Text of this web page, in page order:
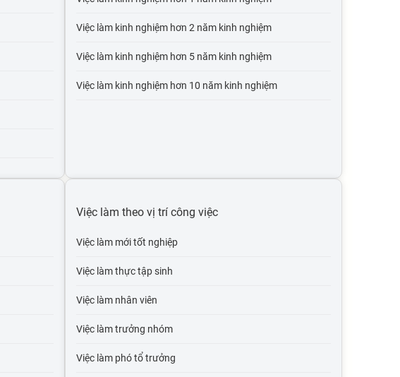
Việc làm kinh nghiệm hơn 2 năm kinh nghiệm
Việc làm kinh nghiệm hơn 5 năm kinh nghiệm
Việc làm kinh nghiệm hơn 10 năm kinh nghiệm
Việc làm theo vị trí công việc
Việc làm mới tốt nghiệp
Việc làm thực tập sinh
Việc làm nhân viên
Việc làm trưởng nhóm
Việc làm phó tổ trưởng